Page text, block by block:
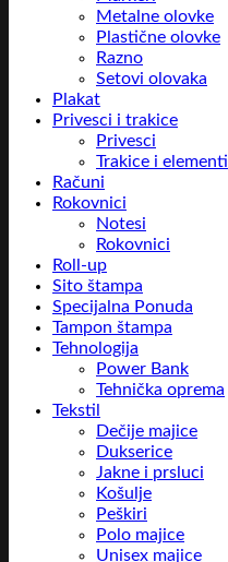
Metalne olovke
Plastične olovke
Razno
Setovi olovaka
Plakat
Privesci i trakice
Privesci
Trakice i elementi
Računi
Rokovnici
Notesi
Rokovnici
Roll-up
Sito štampa
Specijalna Ponuda
Tampon štampa
Tehnologija
Power Bank
Tehnička oprema
Tekstil
Dečije majice
Dukserice
Jakne i prsluci
Košulje
Peškiri
Polo majice
Unisex majice